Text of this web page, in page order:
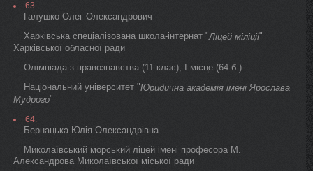
63.
Галушко Олег Олександрович
Харківська спеціалізована школа-інтернат "Ліцей міліції"
Харківської обласної ради
Олімпіада з правознавства (11 клас), I місце (64 б.)
Національний університет "Юридична академія імені Ярослава
Мудрого"
64.
Бернацька Юлія Олександрівна
Миколаївський морський ліцей імені професора М.
Александрова Миколаївської міської ради